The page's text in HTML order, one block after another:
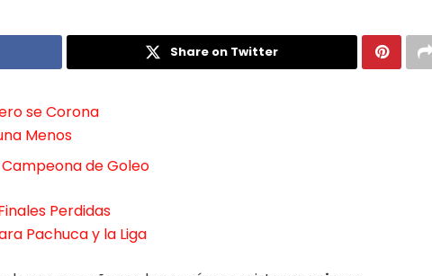
Share on Twitter
se Corona
Menos
de Goleo
Perdidas
Pachuca y la Liga